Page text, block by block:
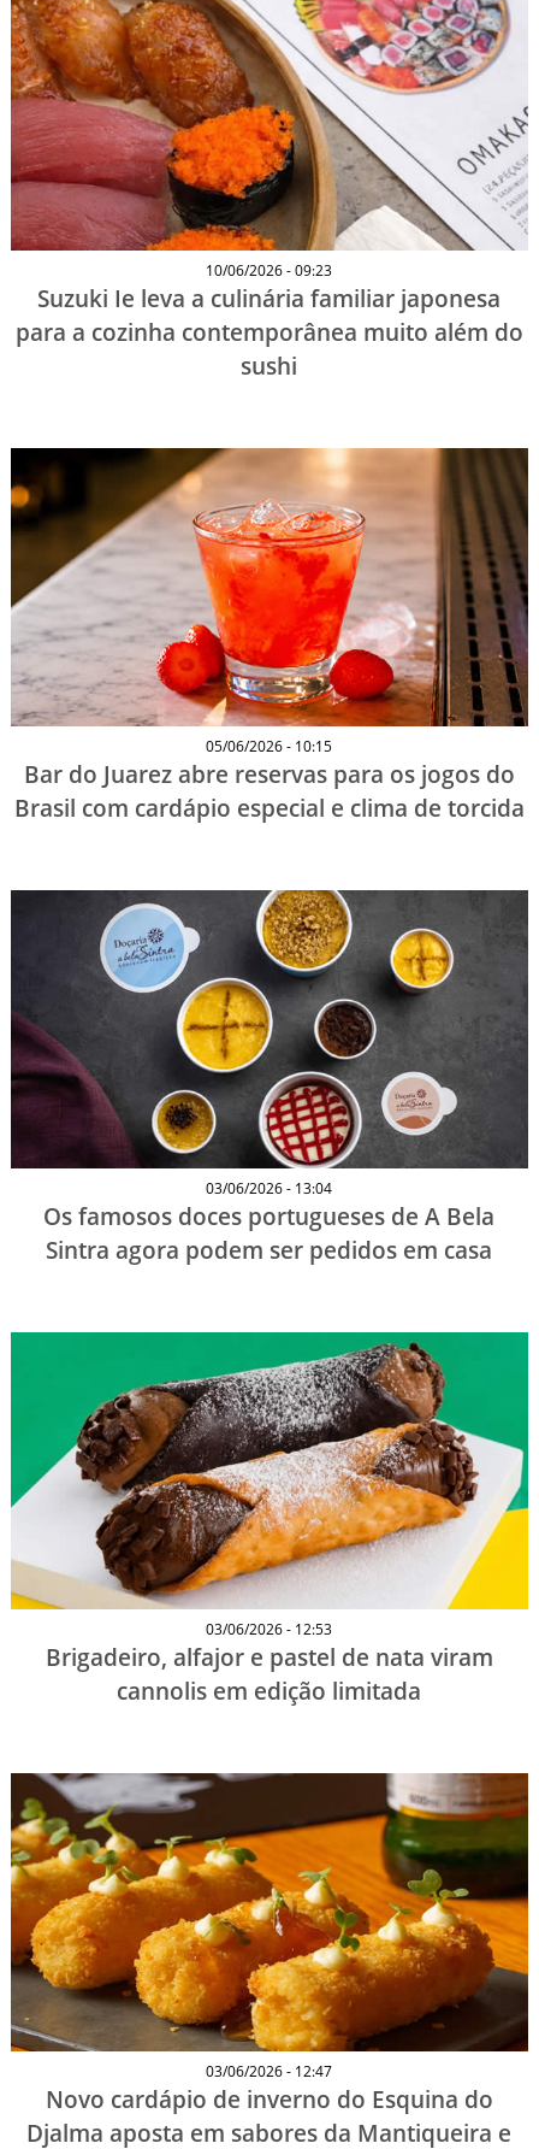
10/06/2026 - 09:23
Suzuki Ie leva a culinária familiar japonesa
para a cozinha contemporânea muito além do
sushi
05/06/2026 - 10:15
Bar do Juarez abre reservas para os jogos do
Brasil com cardápio especial e clima de torcida
03/06/2026 - 13:04
Os famosos doces portugueses de A Bela
Sintra agora podem ser pedidos em casa
03/06/2026 - 12:53
Brigadeiro, alfajor e pastel de nata viram
cannolis em edição limitada
03/06/2026 - 12:47
Novo cardápio de inverno do Esquina do
Djalma aposta em sabores da Mantiqueira e